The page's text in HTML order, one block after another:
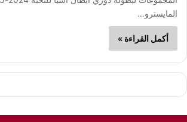
المايسترو…
أكمل القراءة »